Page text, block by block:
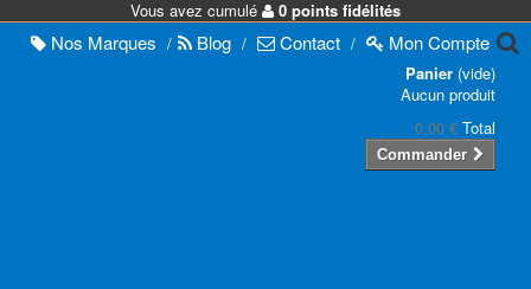
Vous avez cumulé 0 points fidélités
Nos Marques / Blog / Contact / MonCompte
Panier (vide)
Aucun produit
0,00 € Total
Commander